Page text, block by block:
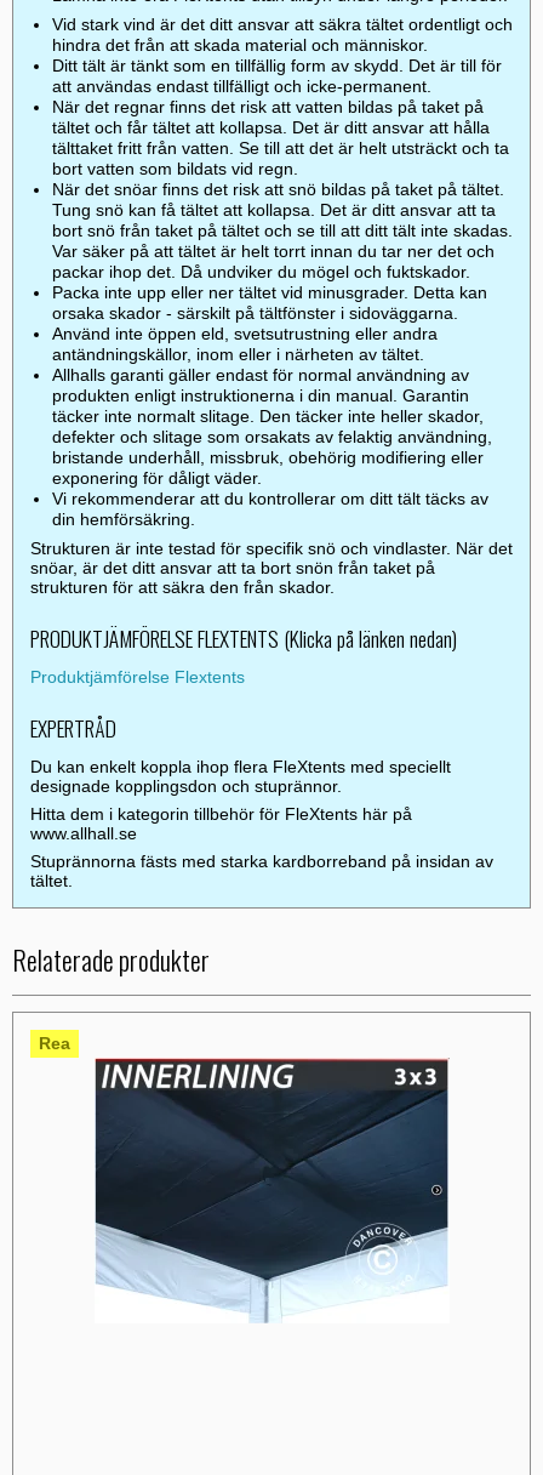
Vid stark vind är det ditt ansvar att säkra tältet ordentligt och
hindra det från att skada material och människor.
Ditt tält är tänkt som en tillfällig form av skydd. Det är till för
att användas endast tillfälligt och icke-permanent.
När det regnar finns det risk att vatten bildas på taket på
tältet och får tältet att kollapsa. Det är ditt ansvar att hålla
tälttaket fritt från vatten. Se till att det är helt utsträckt och ta
bort vatten som bildats vid regn.
När det snöar finns det risk att snö bildas på taket på tältet.
Tung snö kan få tältet att kollapsa. Det är ditt ansvar att ta
bort snö från taket på tältet och se till att ditt tält inte skadas.
Var säker på att tältet är helt torrt innan du tar ner det och
packar ihop det. Då undviker du mögel och fuktskador.
Packa inte upp eller ner tältet vid minusgrader. Detta kan
orsaka skador - särskilt på tältfönster i sidoväggarna.
Använd inte öppen eld, svetsutrustning eller andra
antändningskällor, inom eller i närheten av tältet.
Allhalls garanti gäller endast för normal användning av
produkten enligt instruktionerna i din manual. Garantin
täcker inte normalt slitage. Den täcker inte heller skador,
defekter och slitage som orsakats av felaktig användning,
bristande underhåll, missbruk, obehörig modifiering eller
exponering för dåligt väder.
Vi rekommenderar att du kontrollerar om ditt tält täcks av
din hemförsäkring.
Strukturen är inte testad för specifik snö och vindlaster. När det
snöar, är det ditt ansvar att ta bort snön från taket på
strukturen för att säkra den från skador.
PRODUKTJÄMFÖRELSE FLEXTENTS (Klicka på länken nedan)
Produktjämförelse Flextents
EXPERTRÅD
Du kan enkelt koppla ihop flera FleXtents med speciellt
designade kopplingsdon och stuprännor.
Hitta dem i kategorin tillbehör för FleXtents här på
www.allhall.se
Stuprännorna fästs med starka kardborreband på insidan av
tältet.
Relaterade produkter
Rea